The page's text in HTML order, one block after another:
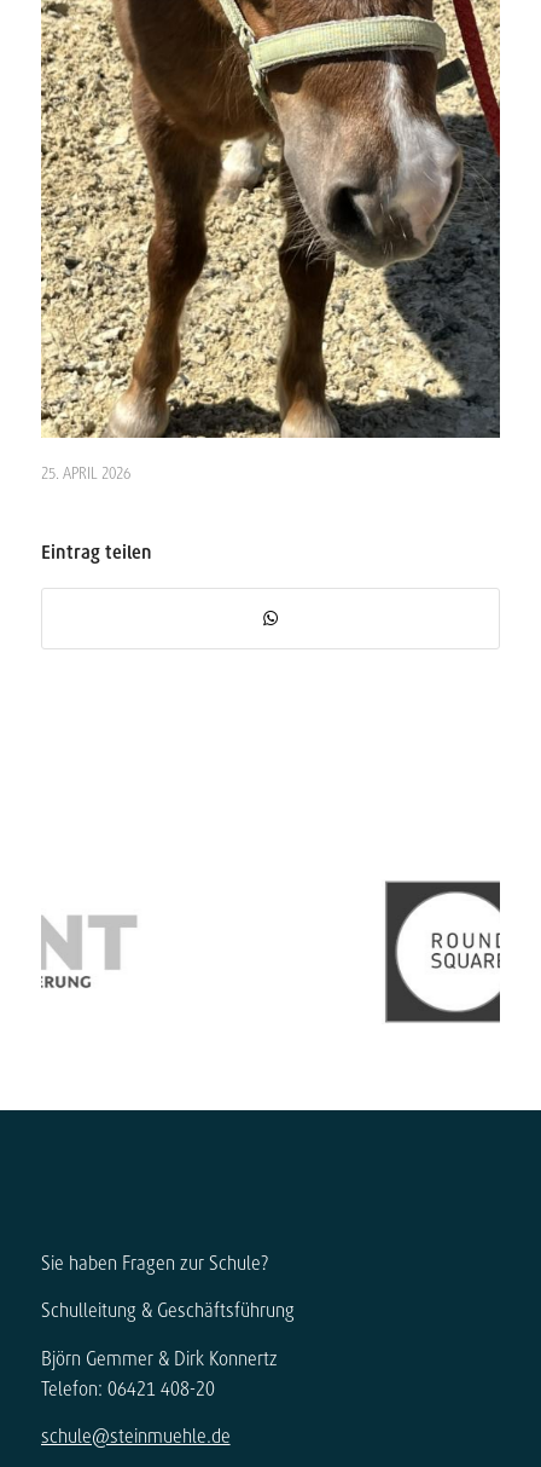
25. APRIL 2026
Eintrag teilen
Sie haben Fragen zur Schule?
Schulleitung & Geschäftsführung
Björn Gemmer & Dirk Konnertz
Telefon: 06421 408-20
schule@steinmuehle.de